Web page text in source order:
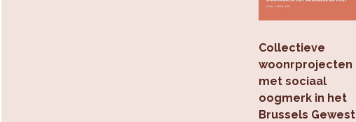
Collectieve
woonrprojecten
met sociaal
oogmerk in het
Brussels Gewest